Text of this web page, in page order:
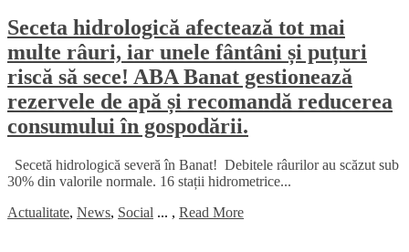
Seceta hidrologică afectează tot mai
multe râuri, iar unele fântâni și puțuri
riscă să sece! ABA Banat gestionează
rezervele de apă și recomandă reducerea
consumului în gospodării.
Secetă hidrologică severă în Banat! Debitele râurilor au scăzut sub
30% din valorile normale. 16 stații hidrometrice...
Actualitate, News, Social ... , Read More